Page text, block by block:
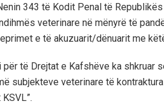
343 të Kodit Penal të
veterinare në mënyrë të
e të akuzuarit/dënuarit me
për të Drejtat e Kafshëve ka shkruar
subjekteve veterinare të